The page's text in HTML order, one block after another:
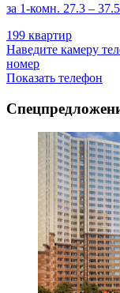
за 1-комн. 27.3 –
199 квартир
Наведите камеру
номер
Показать телефон